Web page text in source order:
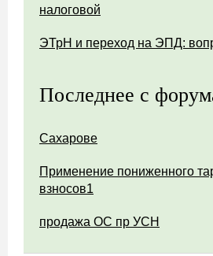
налоговой
ЭТрН и переход на ЭПД:
Последнее с
Сахарове
Применение пониженного
взносов1
продажа ОС пр УСН